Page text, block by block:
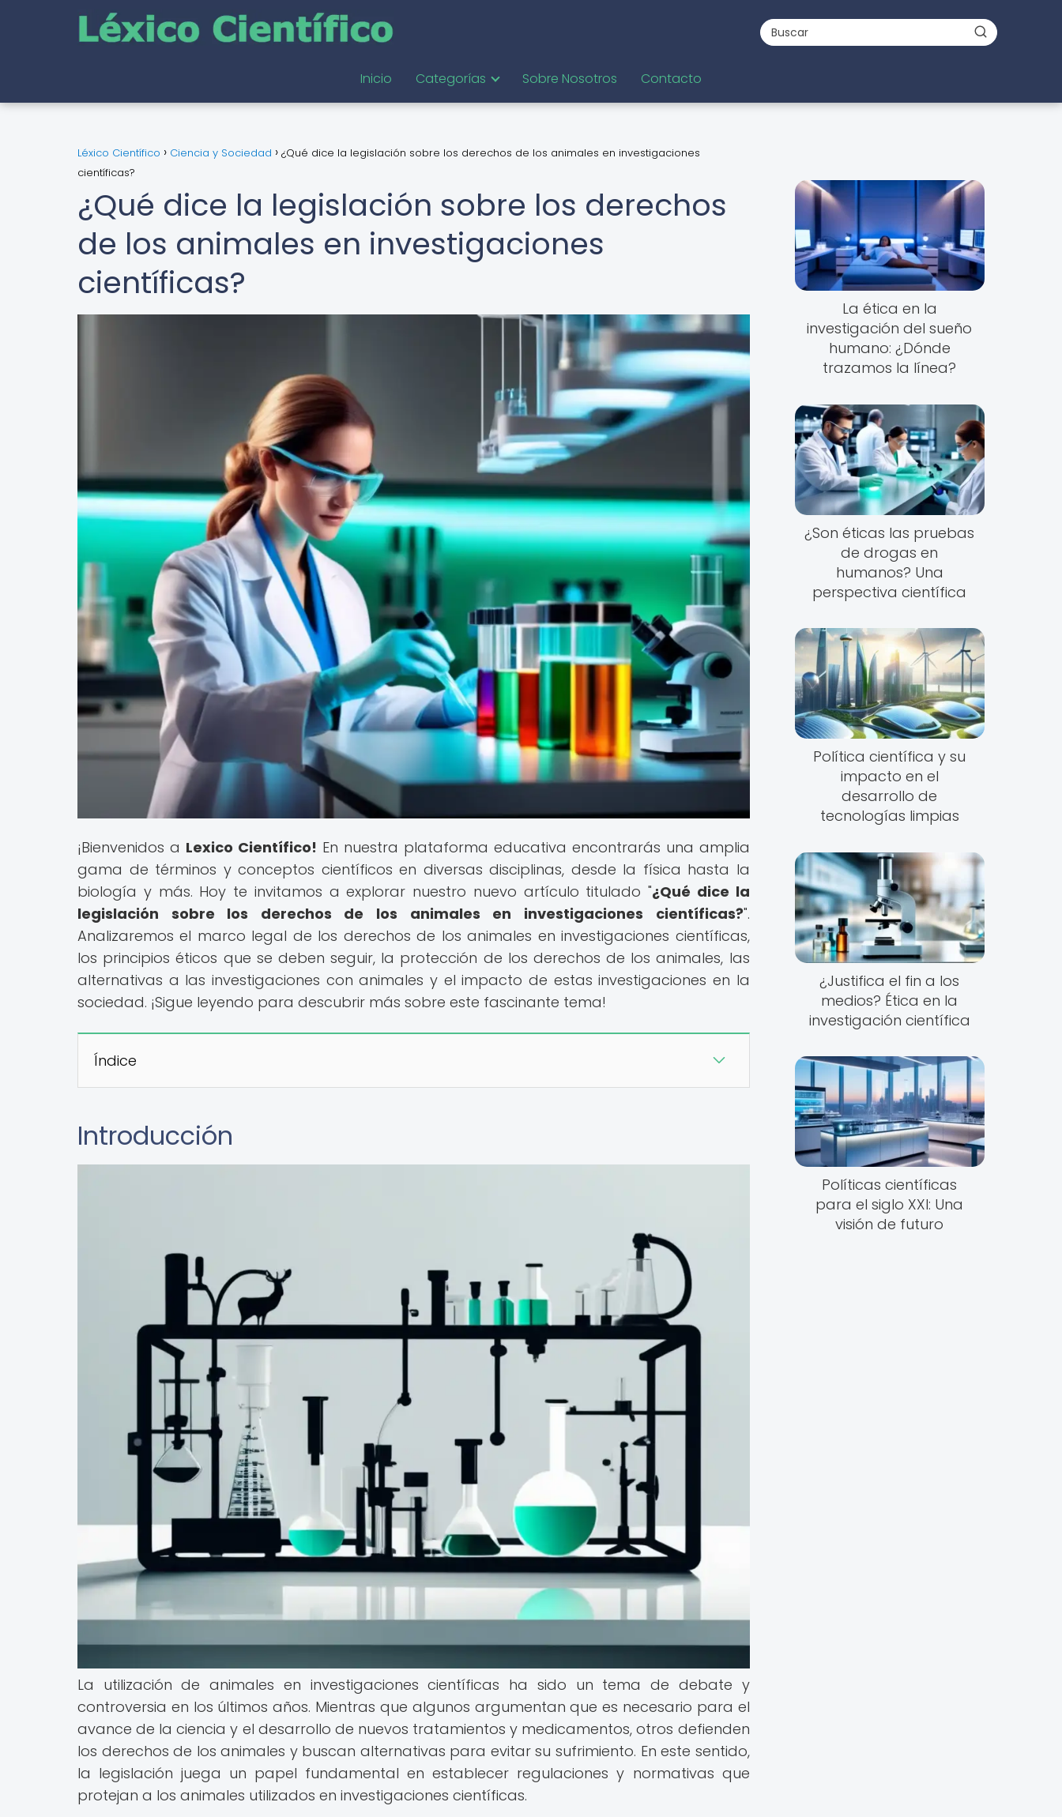
Inicio Categorías Sobre Nosotros Contacto
Léxico Científico Ciencia y Sociedad
¿Qué dice la legislación sobre los derechos de los animales en investigaciones
científicas?
¿Qué dice la legislación sobre los derechos
de los animales en investigaciones
científicas?
¡Bienvenidos a Lexico Científico! En nuestra plataforma educativa encontrarás una amplia
gama de términos y conceptos científicos en diversas disciplinas, desde la física hasta la
biología y más. Hoy te invitamos a explorar nuestro nuevo artículo titulado "¿Qué dice la
legislación sobre los derechos de los animales en investigaciones científicas?".
Analizaremos el marco legal de los derechos de los animales en investigaciones científicas,
los principios éticos que se deben seguir, la protección de los derechos de los animales, las
alternativas a las investigaciones con animales y el impacto de estas investigaciones en la
sociedad. ¡Sigue leyendo para descubrir más sobre este fascinante tema!
Índice
Introducción
La utilización de animales en investigaciones científicas ha sido un tema de debate y
controversia en los últimos años. Mientras que algunos argumentan que es necesario para el
avance de la ciencia y el desarrollo de nuevos tratamientos y medicamentos, otros defienden
los derechos de los animales y buscan alternativas para evitar su sufrimiento. En este sentido,
la legislación juega un papel fundamental en establecer regulaciones y normativas que
protejan a los animales utilizados en investigaciones científicas.
La ética en la
investigación del sueño
humano: ¿Dónde
trazamos la línea?
¿Son éticas las pruebas
de drogas en
humanos? Una
perspectiva científica
Política científica y su
impacto en el
desarrollo de
tecnologías limpias
¿Justifica el fin a los
medios? Ética en la
investigación científica
Políticas científicas
para el siglo XXI: Una
visión de futuro